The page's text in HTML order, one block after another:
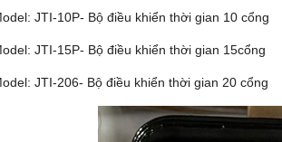
JTI-10P- Bộ điều khiển thời gian 10 cổng
JTI-15P- Bộ điều khiển thời gian 15cổng
JTI-206- Bộ điều khiển thời gian 20 cổng